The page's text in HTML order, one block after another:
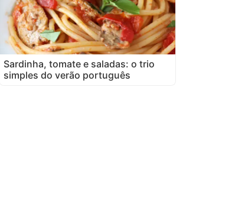
Sardinha, tomate e saladas: o trio
simples do verão português